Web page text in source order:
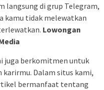
langsung di grup Telegram,
kamu tidak melewatkan
Lowongan
juga berkomitmen untuk
Dalam situs kami,
bermanfaat tentang